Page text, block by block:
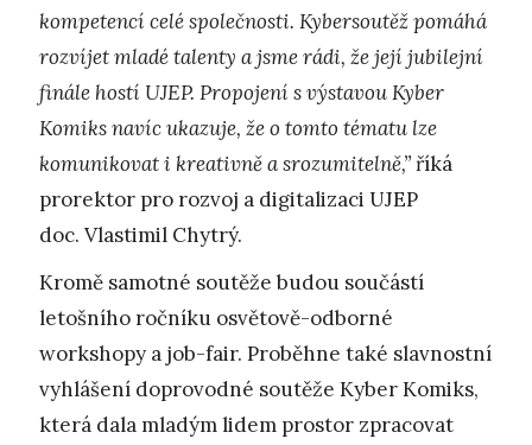
kompetencí celé společnosti. Kybersoutěž pomáhá
rozvíjet mladé talenty a jsme rádi, že její jubilejní
finále hostí UJEP. Propojení s výstavou Kyber
Komiks navíc ukazuje, že o tomto tématu lze
komunikovat i kreativně a srozumitelně,”říká
prorektor pro rozvoj a digitalizaci UJEP
doc. Vlastimil Chytrý.
Kromě samotné soutěže budou součástí
letošního ročníku osvětově-odborné
workshopy a job-fair. Proběhne také slavnostní
vyhlášení doprovodné soutěže Kyber Komiks,
která dala mladým lidem prostor zpracovat